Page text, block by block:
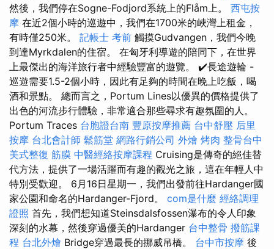
然後，我們停在Sogne-Fodjord系統上的Flåm上。 西屯按
摩 在近2個小時的巡遊中，我們在1700米的峽灣上租金，
有時僅250米。 記帳士 考前 觸摸Gudvangen，我們今晚
到達Myrkdalen的住宿。 在匈牙利導遊的陪同下，在世界
上最傑出的海洋旅行者中經驗豐富的遊覽。 ✔️長途遊輪 -
巡遊需要1.5-2個小時，因此有足夠的時間在晚上吃飯，喝
酒和景點。 總而言之，Portum Lines以優異的價格提供了
出色的河流步行體驗，非常適合那些尋求有趣氛圍的人。
Portum Traces 台胞證台南 豐原按摩推薦 台中舒壓 后里
按摩 台北會計師 鬆筋堂 網路行銷公司 外燴 烤肉 整骨台中
美式整復 筋膜 中醫經絡按摩課程 Cruising是傳奇的絕佳替
代方法，提供了一場活躍而有趣的觀光之旅，這在年輕人中
特別受歡迎。 6月16日星期一，我們出發前往Hardanger國
家公園和命名的Hardanger-Fjord。 com是什麼 經絡調理
證照 首先，我們想知道Steinsdalsfossen瀑布的令人印象
深刻的水幕，然後穿過優美的Hardanger 台中整骨 撥筋課
程 台北外燴 Bridge穿過最長的挪威吊橋。 台中市按摩 後